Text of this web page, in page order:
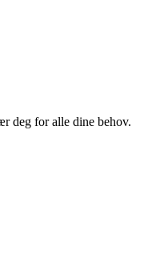
deg for alle dine behov.